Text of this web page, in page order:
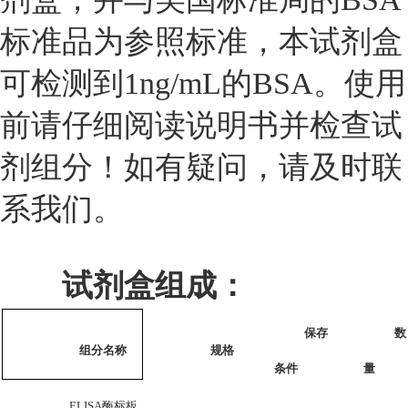
标准品为参照标准，本试剂盒
可检测到1ng/mL的BSA。使用
前请仔细阅读说明书并检查试
剂组分！如有疑问，请及时联
系我们。
试剂盒组成：
组分名称 规格
保存
条件
数
量